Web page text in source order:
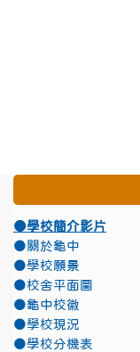
●學校簡介影片
●關於龜中
●學校願景
●校舍平面圖
●龜中校徽
●學校現況
●學校分機表